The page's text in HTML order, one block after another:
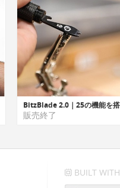
販売終了
BUILT WITH